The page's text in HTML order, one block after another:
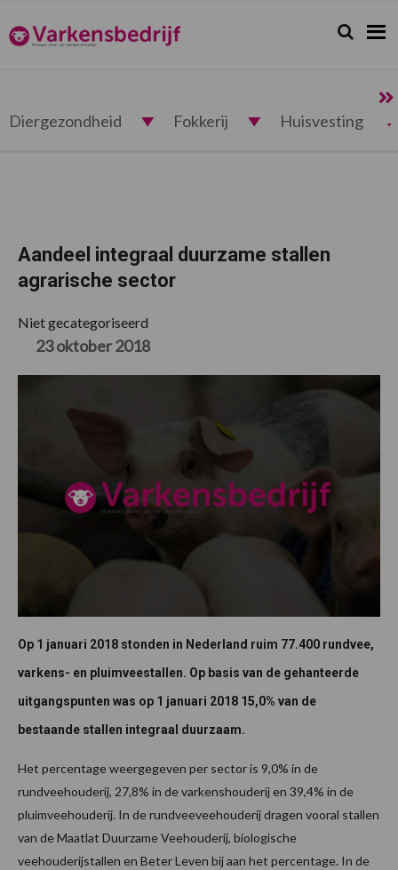
de
hoofdnavigatie
de
hoofd
de
eerste
de
voettekst
Varkensbedrijf.nl Zoeken...
Zoek
Diergezondheid Fokkerij Huisvesting
Aandeel integraal duurzame stallen
agrarische sector
Niet gecategoriseerd
23 oktober 2018
Op 1 januari 2018 stonden in Nederland ruim 77.400 rundvee,
varkens- en pluimveestallen. Op basis van de gehanteerde
uitgangspunten was op 1 januari 2018 15,0% van de
bestaande stallen integraal duurzaam.
Het percentage weergegeven per sector is 9,0% in de
rundveehouderij, 27,8% in de varkenshouderij en 39,4% in de
pluimveehouderij. In de rundveeveehouderij dragen vooral stallen
van de Maatlat Duurzame Veehouderij, biologische
veehouderijstallen en Beter Leven bij aan het percentage. In de